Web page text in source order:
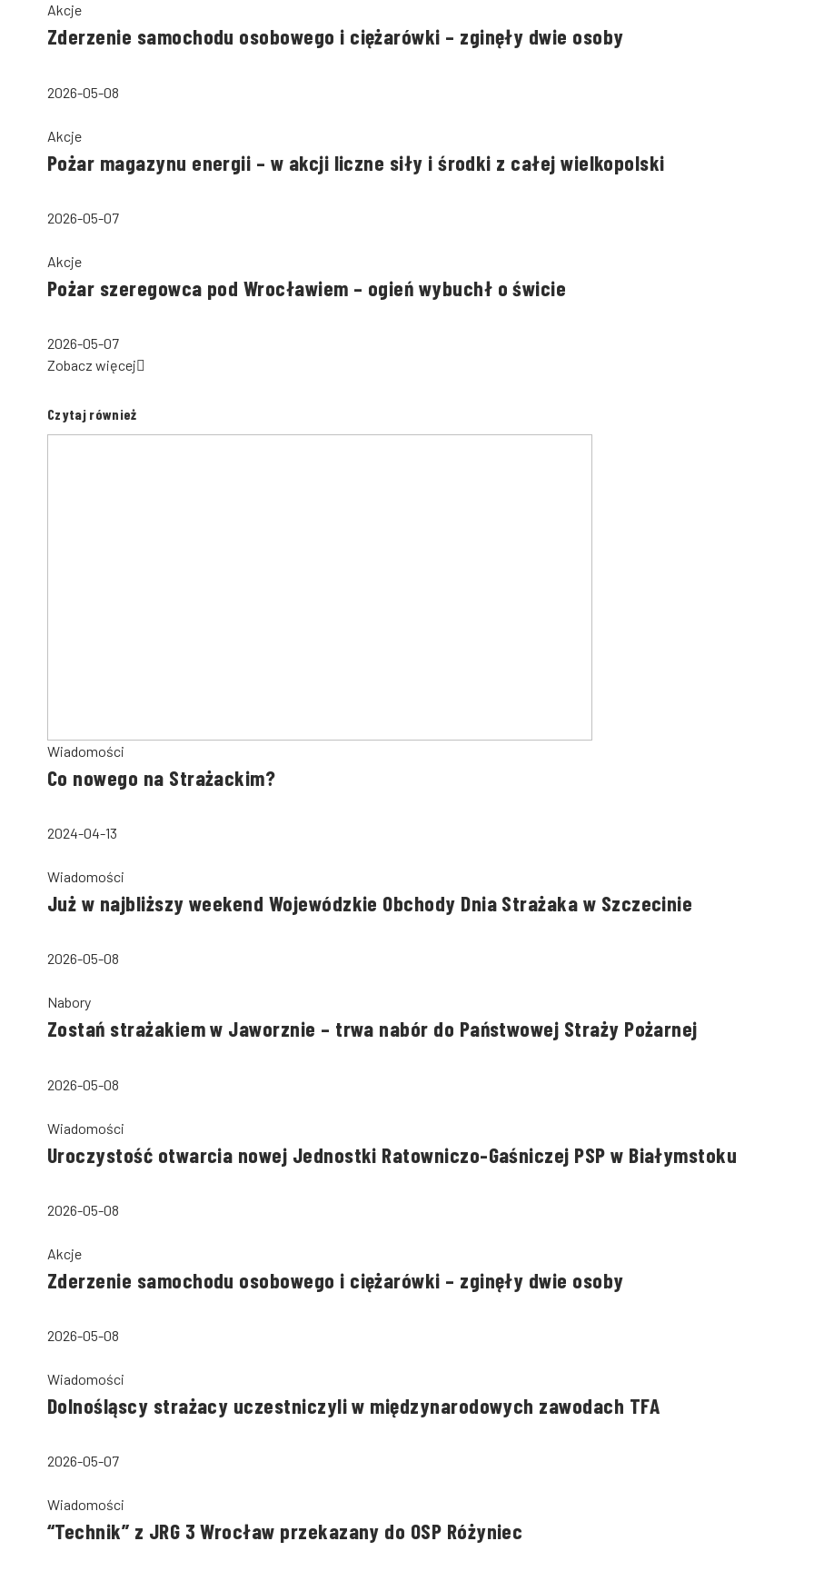
Akcje
Zderzenie samochodu osobowego i ciężarówki – zginęły dwie osoby
2026-05-08
Akcje
Pożar magazynu energii – w akcji liczne siły i środki z całej wielkopolski
2026-05-07
Akcje
Pożar szeregowca pod Wrocławiem – ogień wybuchł o świcie
2026-05-07
Zobacz więcej
Czytaj również
Wiadomości
Co nowego na Strażackim?
2024-04-13
Wiadomości
Już w najbliższy weekend Wojewódzkie Obchody Dnia Strażaka w Szczecinie
2026-05-08
Nabory
Zostań strażakiem w Jaworznie – trwa nabór do Państwowej Straży Pożarnej
2026-05-08
Wiadomości
Uroczystość otwarcia nowej Jednostki Ratowniczo-Gaśniczej PSP w Białymstoku
2026-05-08
Akcje
Zderzenie samochodu osobowego i ciężarówki – zginęły dwie osoby
2026-05-08
Wiadomości
Dolnośląscy strażacy uczestniczyli w międzynarodowych zawodach TFA
2026-05-07
Wiadomości
“Technik” z JRG 3 Wrocław przekazany do OSP Różyniec